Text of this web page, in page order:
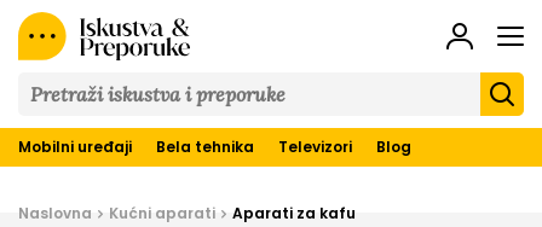
&
Preporuke
Mobilni uređaji Bela tehnika Televizori Blog
Naslovna Kućni aparati Aparati za kafu